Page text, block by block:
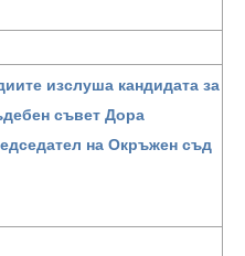
изслуша кандидата за
съвет Дора
на Окръжен съд